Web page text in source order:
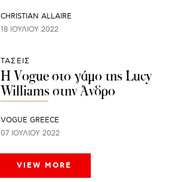
CHRISTIAN ALLAIRE
18 ΙΟΥΛΊΟΥ 2022
ΤΑΣΕΙΣ
Η Vogue στο γάμο της Lucy
Williams στην Άνδρο
VOGUE GREECE
07 ΙΟΥΛΊΟΥ 2022
VIEW MORE